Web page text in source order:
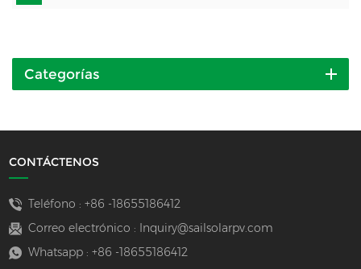
Categorías
CONTÁCTENOS
Teléfono : +86 -18655186412
Correo electrónico :
Inquiry@sailsolarpv.com
Whatsapp : +86 -18655186412